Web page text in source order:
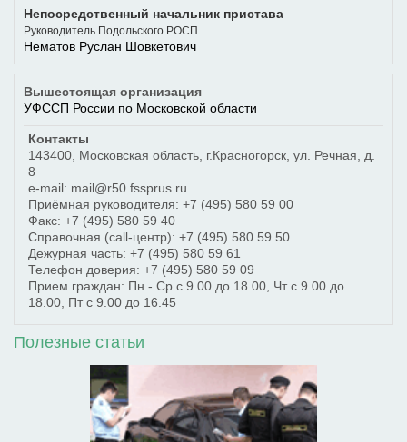
Непосредственный начальник пристава
Руководитель Подольского РОСП
Нематов Руслан Шовкетович
Вышестоящая организация
УФССП России по Московской области
Контакты
143400 Московская область г.Красногорск ул. Речная, д.
8
e-mail: mail@r50.fssprus.ru
Приёмная руководителя: +7 (495) 580 59 00
Факс: +7 (495) 580 59 40
Справочная (call-центр): +7 (495) 580 59 50
Дежурная часть: +7 (495) 580 59 61
Телефон доверия: +7 (495) 580 59 09
Прием граждан: Пн - Ср с 9.00 до 18.00, Чт с 9.00 до
18.00, Пт с 9.00 до 16.45
Полезные статьи